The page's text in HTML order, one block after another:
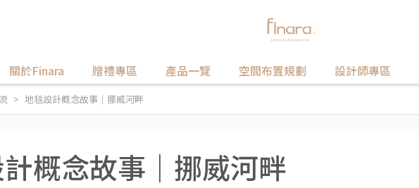
關於Finara 贈禮專區 產品一覽 空間布置規劃 設計師專區
地毯設計概念故事｜挪威河畔
概念故事｜挪威河畔